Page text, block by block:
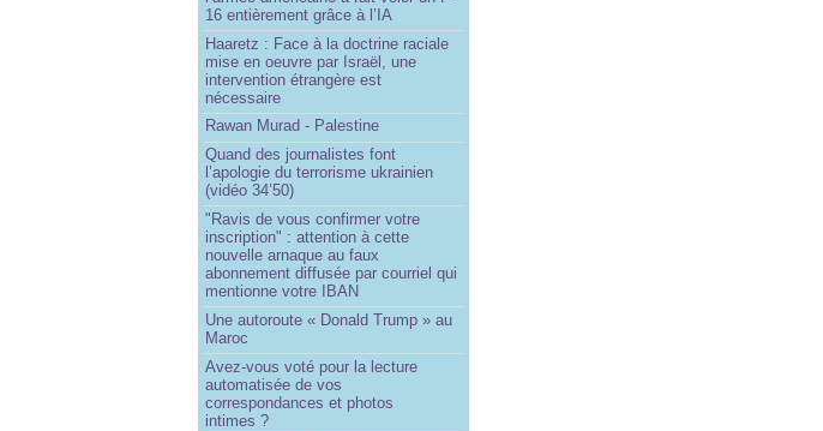
16 entièrement grâce à l’IA
Haaretz : Face à la doctrine raciale
mise en oeuvre par Israël, une
intervention étrangère est
nécessaire
Rawan Murad - Palestine
Quand des journalistes font
l’apologie du terrorisme ukrainien
(vidéo 34’50)
"Ravis de vous confirmer votre
inscription" : attention à cette
nouvelle arnaque au faux
abonnement diffusée par courriel qui
mentionne votre IBAN
Une autoroute « Donald Trump » au
Maroc
Avez-vous voté pour la lecture
automatisée de vos
correspondances et photos
intimes ?